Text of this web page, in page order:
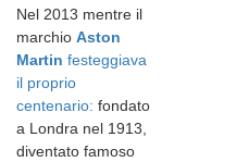
Nel 2013 mentre il
marchio Aston
Martin festeggiava
il proprio
centenario: fondato
a Londra nel 1913,
diventato famoso